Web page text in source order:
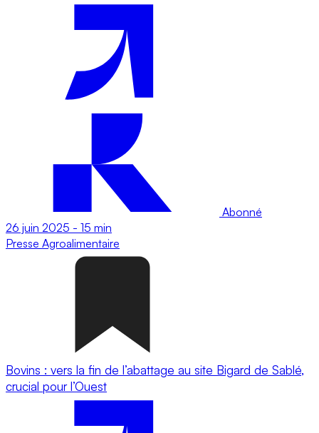
Abonné
26 juin 2025 - 15 min
Presse Agroalimentaire
Bovins : vers la fin de l’abattage au site Bigard de Sablé,
crucial pour l’Ouest